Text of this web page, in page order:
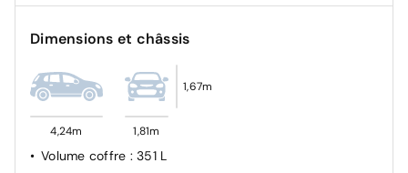
Dimensions et châssis
4,24m 1,81m
1,67m
Volume coffre : 351 L